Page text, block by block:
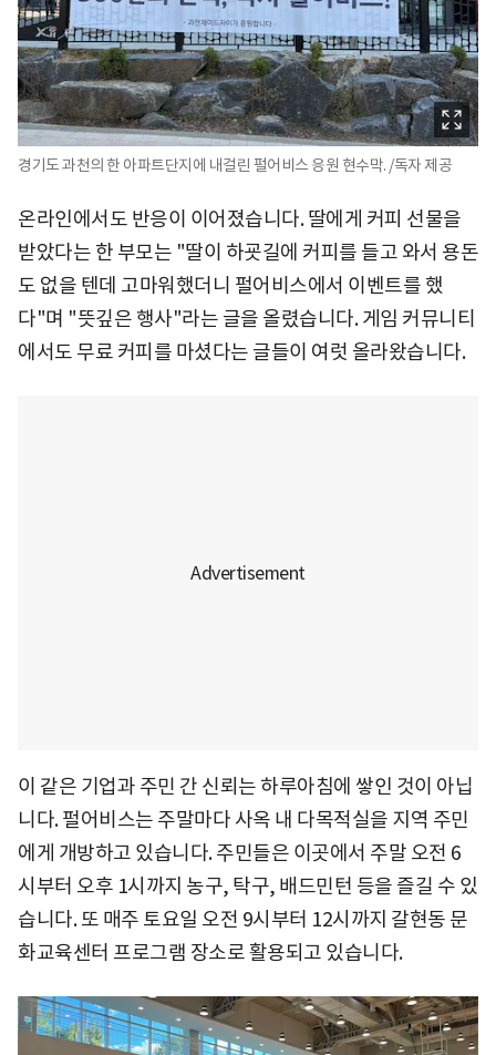
경기도 과천의 한 아파트단지에 내걸린 펄어비스 응원 현수막. /독자 제공
온라인에서도 반응이 이어졌습니다. 딸에게 커피 선물을
받았다는 한 부모는 "딸이 하굣길에 커피를 들고 와서 용돈
도 없을 텐데 고마워했더니 펄어비스에서 이벤트를 했
다"며 "뜻깊은 행사"라는 글을 올렸습니다. 게임 커뮤니티
에서도 무료 커피를 마셨다는 글들이 여럿 올라왔습니다.
이 같은 기업과 주민 간 신뢰는 하루아침에 쌓인 것이 아닙
니다. 펄어비스는 주말마다 사옥 내 다목적실을 지역 주민
에게 개방하고 있습니다. 주민들은 이곳에서 주말 오전 6
시부터 오후 1시까지 농구, 탁구, 배드민턴 등을 즐길 수 있
습니다. 또 매주 토요일 오전 9시부터 12시까지 갈현동 문
화교육센터 프로그램 장소로 활용되고 있습니다.